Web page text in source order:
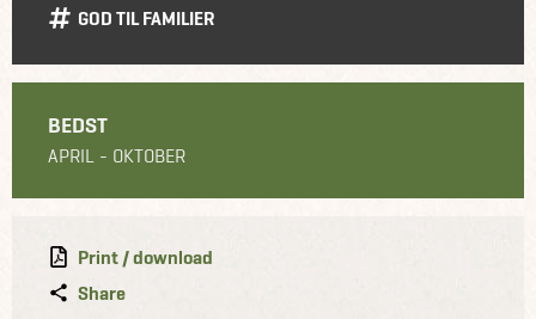
GOD TIL FAMILIER
BEDST
APRIL - OKTOBER
Print / download
Share